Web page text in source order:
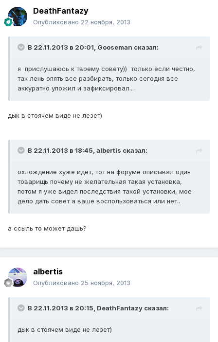
DeathFantazy
Опубликовано 22 ноября, 2013
В 22.11.2013 в 20:01, Gooseman сказал:
я прислушаюсь к твоему совету)) только если честно,
так лень опять все разбирать, только сегодня все
аккуратно уложил и зафиксировал...
дык в стоячем виде не лезет)
В 22.11.2013 в 18:45, albertis сказал:
охлождение хуже идет, тот на форуме описывал один
товарищь почему не желательная такая установка,
потом я уже видел последствия такой установки, мое
дело дать совет а ваше воспользоваться или нет..
а ссыль то может дашь?
albertis
Опубликовано 25 ноября, 2013
В 22.11.2013 в 20:15, DeathFantazy сказал:
дык в стоячем виде не лезет)